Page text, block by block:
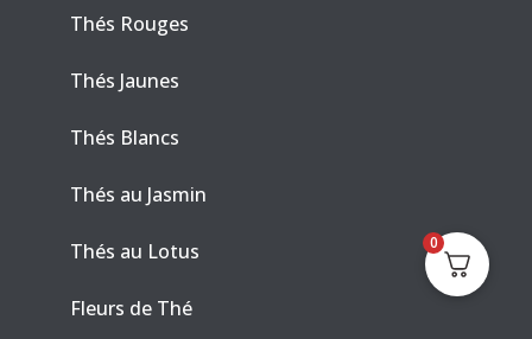
Thés Rouges
Thés Jaunes
Thés Blancs
Thés au Jasmin
Thés au Lotus
Fleurs de Thé
0